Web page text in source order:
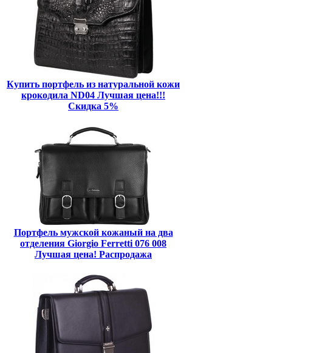
Купить портфель из натуральной кожи
крокодила ND04 Лучшая цена!!!
Скидка 5%
Портфель мужской кожаный на два
отделения Giorgio Ferretti 076 008
Лучшая цена! Распродажа